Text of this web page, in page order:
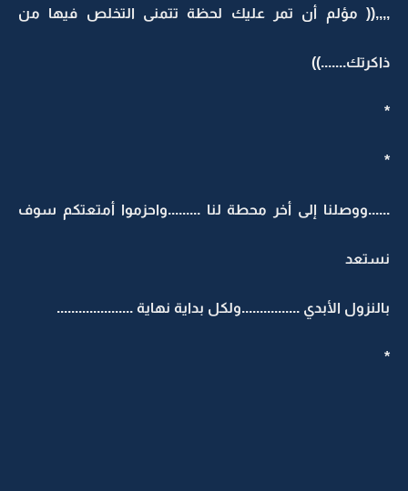
,,,,(( مؤلم أن تمر عليك لحظة تتمنى التخلص فيها من
ذاكرتك.......))
*
*
......ووصلنا إلى أخر محطة لنا .........واحزموا أمتعتكم سوف
نستعد
بالنزول الأبدي ................ولكل بداية نهاية .....................
*